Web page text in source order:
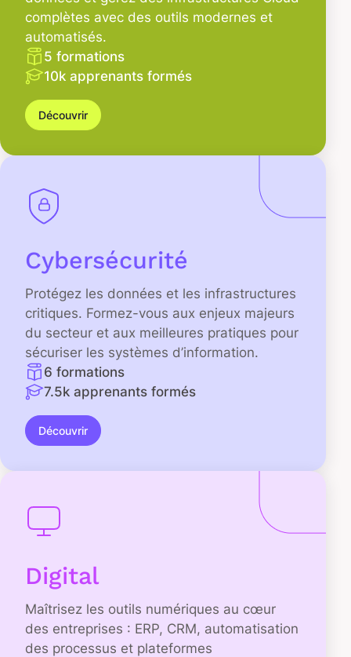
complètes avec des outils modernes et
automatisés.
5 formations
10k apprenants formés
Découvrir
Cybersécurité
Protégez les données et les infrastructures
critiques. Formez-vous aux enjeux majeurs
du secteur et aux meilleures pratiques pour
sécuriser les systèmes d’information.
6 formations
7.5k apprenants formés
Découvrir
Digital
Maîtrisez les outils numériques au cœur
des entreprises : ERP, CRM, automatisation
des processus et plateformes